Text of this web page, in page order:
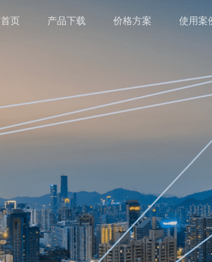
首页 产品下载 价格方案 使用案